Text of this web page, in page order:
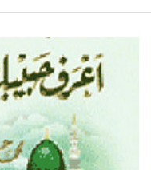
مفسدات القلوب
نصائح مجمعه للاخوات
سد الذرائع